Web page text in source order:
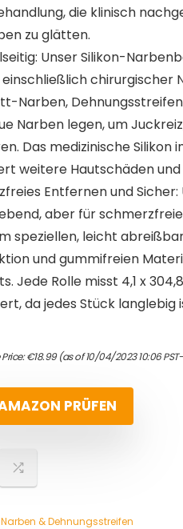
die klinisch
zu glätten.
Unser Silikon-
einschließlich chirurgischer
Narben,
Narben legen, um
Das medizinische
weitere Hautschäden
Entfernen und
aber für
speziellen, leicht
und gummifreien
Jede Rolle misst 4,1 x
da jedes Stück langlebig
€18.99(as of 10/04/2023 10:06 PST-
PRÜFEN
Narben & Dehnungsstreifen